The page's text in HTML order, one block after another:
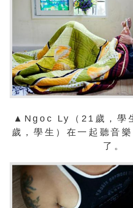
▲Ngoc Ly（21歲，學
歲，學生）在一起聽音
了。